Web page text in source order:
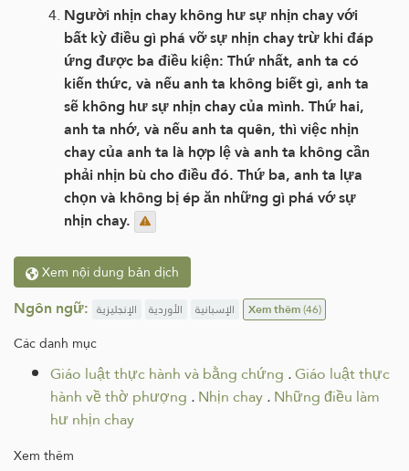
Người nhịn chay không hư sự nhịn chay với
bất kỳ điều gì phá vỡ sự nhịn chay trừ khi đáp
ứng được ba điều kiện: Thứ nhất, anh ta có
kiến ​​thức, và nếu anh ta không biết gì, anh ta
sẽ không hư sự nhịn chay của mình. Thứ hai,
anh ta nhớ, và nếu anh ta quên, thì việc nhịn
chay của anh ta là hợp lệ và anh ta không cần
phải nhịn bù cho điều đó. Thứ ba, anh ta lựa
chọn và không bị ép ăn những gì phá vớ sự
nhịn chay.
Xem nội dung bản dịch
Ngôn ngữ: الإنجليزية الأوردية الإسبانية Xem thêm(46)
Các danh mục
Giáo luật thực hành và bằng chứng .Giáo luật thực
hành về thờ phượng .Nhịn chay.Những điều làm
hư nhịn chay
Xem thêm